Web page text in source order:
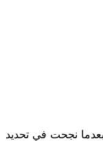
نجحت في تحديد